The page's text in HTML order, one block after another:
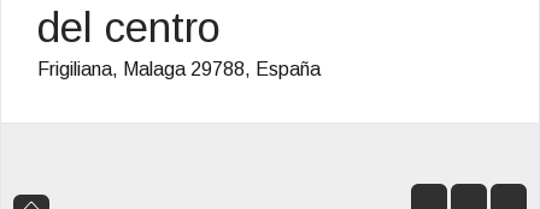
del centro
Frigiliana, Malaga 29788, España